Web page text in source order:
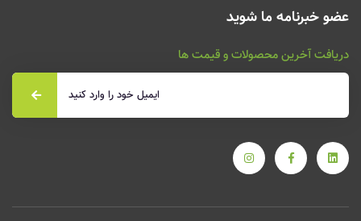
عضو خبرنامه ما شوید
دریافت آخرین محصولات و قیمت ها